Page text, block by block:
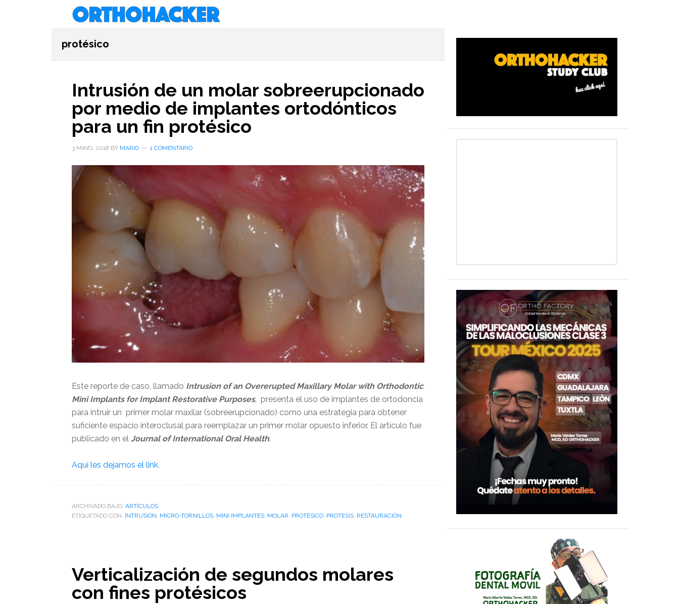
protésico
Intrusión de un molar sobreerupcionado
por medio de implantes ortodónticos
para un fin protésico
3 MAYO, 2018 BY MARIO 1 COMENTARIO
Este reporte de caso, llamado Intrusion of an Overerupted Maxillary Molar with Orthodontic
Mini Implants for Implant Restorative Purposes, presenta el uso de implantes de ortodoncia
para intruir un primer molar maxilar (sobreerupcionado) como una estrategia para obtener
suficiente espacio interoclusal para reemplazar un primer molar opuesto inferior. El artículo fue
publicado en el Journal of International Oral Health.
Aquí les dejamos el link.
ARCHIVADO BAJO: ARTÌCULOS
ETIQUETADO CON: INTRUSIÓN, MICRO-TORNILLOS, MINI IMPLANTES, MOLAR, PROTÉSICO, PROTESIS, RESTAURACIÓN
Verticalización de segundos molares
con fines protésicos
Barra
primaria